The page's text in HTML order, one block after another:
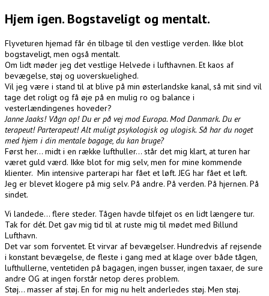
Hjem igen. Bogstaveligt og mentalt.
Flyveturen hjemad får én tilbage til den vestlige verden. Ikke blot
bogstaveligt, men også mentalt.
Om lidt møder jeg det vestlige Helvede i lufthavnen. Et kaos af
bevægelse, støj og uoverskuelighed.
Vil jeg være i stand til at blive på min østerlandske kanal, så mit sind vil
tage det roligt og få øje på en mulig ro og balance i
vesterlændingenes hoveder?
Janne Jaaks! Vågn op! Du er på vej mod Europa. Mod Danmark. Du er
terapeut! Parterapeut! Alt muligt psykologisk og ulogisk. Så har du noget
med hjem i din mentale bagage, du kan bruge?
Først her… midt i en række lufthuller… står det mig klart, at turen har
været guld værd. Ikke blot for mig selv, men for mine kommende
klienter. Min intensive parterapi har fået et løft. JEG har fået et løft.
Jeg er blevet klogere på mig selv. På andre. På verden. På hjernen. På
sindet.
Vi landede… flere steder. Tågen havde tilføjet os en lidt længere tur.
Tak for dét. Det gav mig tid til at ruste mig til mødet med Billund
Lufthavn.
Det var som forventet. Et virvar af bevægelser. Hundredvis af rejsende
i konstant bevægelse, de fleste i gang med at klage over både tågen,
lufthullerne, ventetiden på bagagen, ingen busser, ingen taxaer, de sure
andre OG at ingen forstår netop deres problem.
Støj… masser af støj. En for mig nu helt anderledes støj. Men støj.